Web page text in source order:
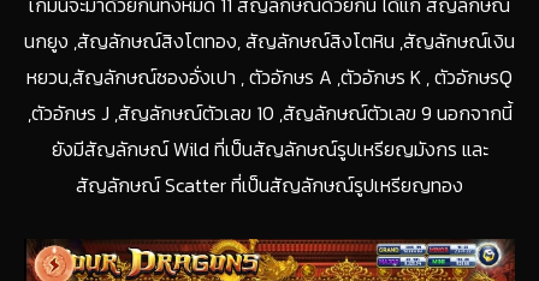
นกยูง ,สัญลักษณ์สิงโตทอง, สัญลักษณ์สิงโตหิน ,สัญลักษณ์เงิน
หยวน,สัญลักษณ์ซองอั่งเปา , ตัวอักษร A ,ตัวอักษร K , ตัวอักษรQ
,ตัวอักษร J ,สัญลักษณ์ตัวเลข 10 ,สัญลักษณ์ตัวเลข 9 นอกจากนี้
ยังมีสัญลักษณ์ Wild ที่เป็นสัญลักษณ์รูปเหรียญมังกร และ
สัญลักษณ์ Scatter ที่เป็นสัญลักษณ์รูปเหรียญทอง